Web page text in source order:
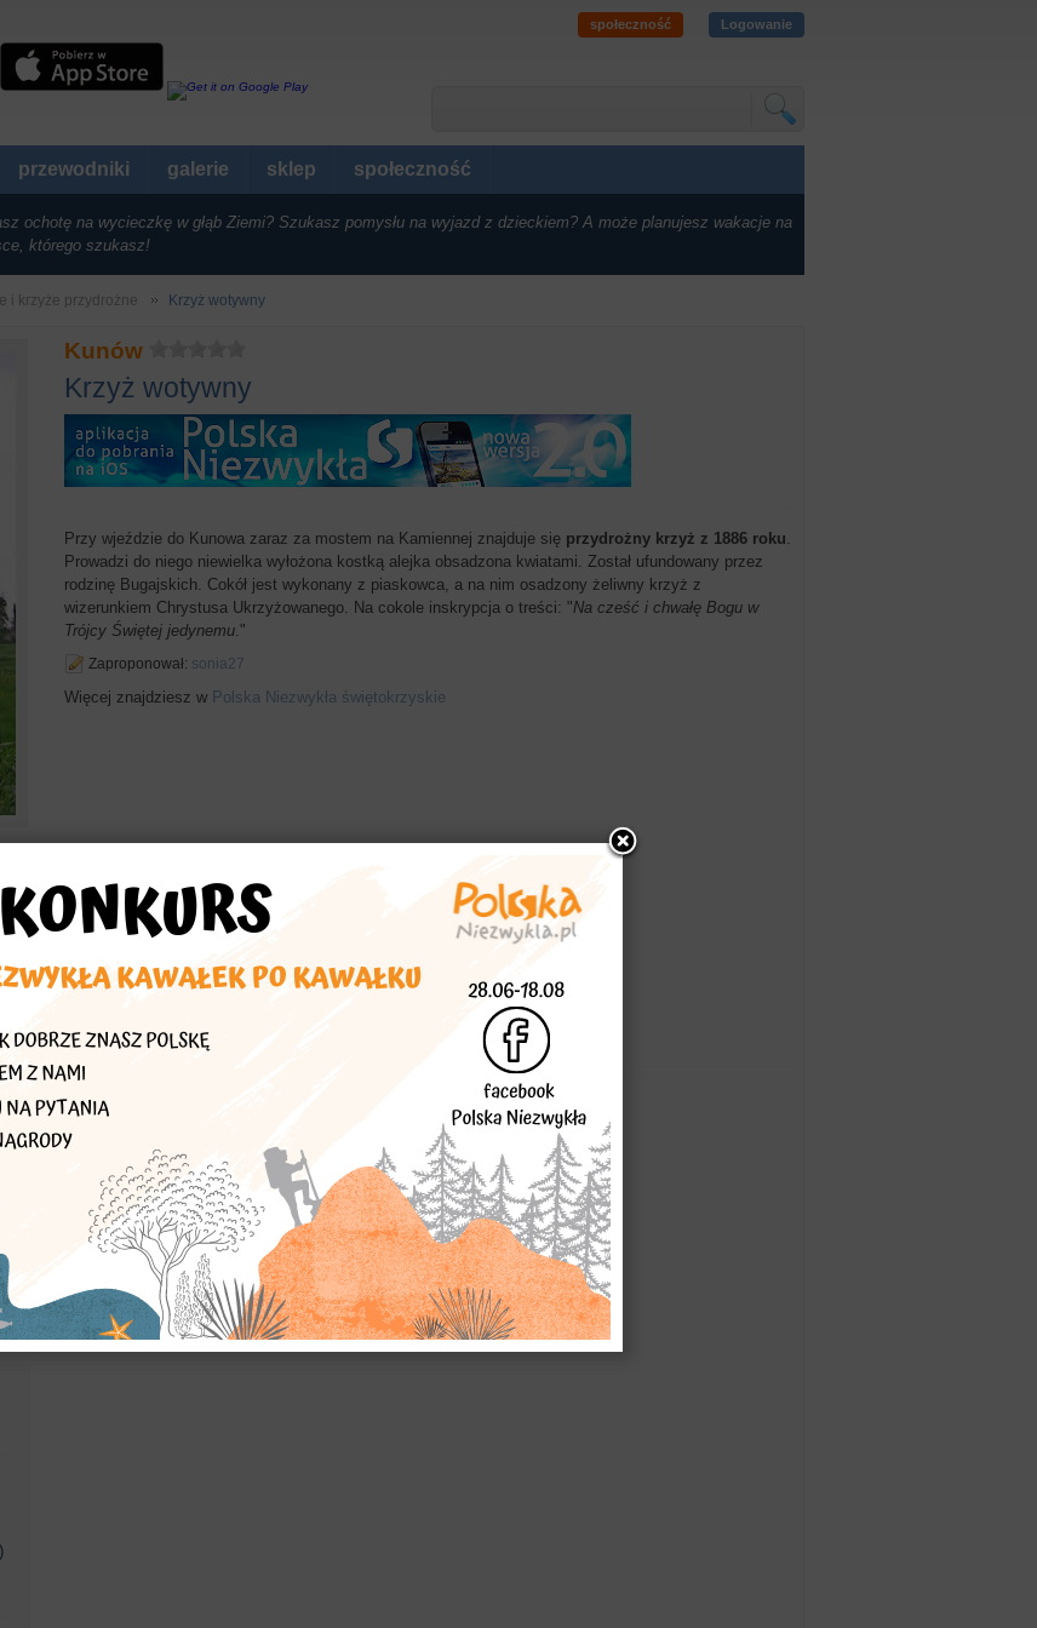
społeczność Logowanie
przewodniki galerie sklep społeczność
ochotę na wycieczkę w głąb Ziemi? Szukasz pomysłu na wyjazd z dzieckiem? A może planujesz wakacje na
którego szukasz!
i krzyże przydrożne Krzyż wotywny
Kunów
Krzyż wotywny
Przy wjeździe do Kunowa zaraz za mostem na Kamiennej znajduje się przydrożny krzyż z 1886 roku.
Prowadzi do niego niewielka wyłożona kostką alejka obsadzona kwiatami. Został ufundowany przez
rodzinę Bugajskich. Cokół jest wykonany z piaskowca, a na nim osadzony żeliwny krzyż z
wizerunkiem Chrystusa Ukrzyżowanego. Na cokole inskrypcja o treści: "Na cześć i chwałę Bogu w
Trójcy Świętej jedynemu."
Zaproponował: sonia27
Więcej znajdziesz w Polska Niezwykła świętokrzyskie
krzyż wotywny